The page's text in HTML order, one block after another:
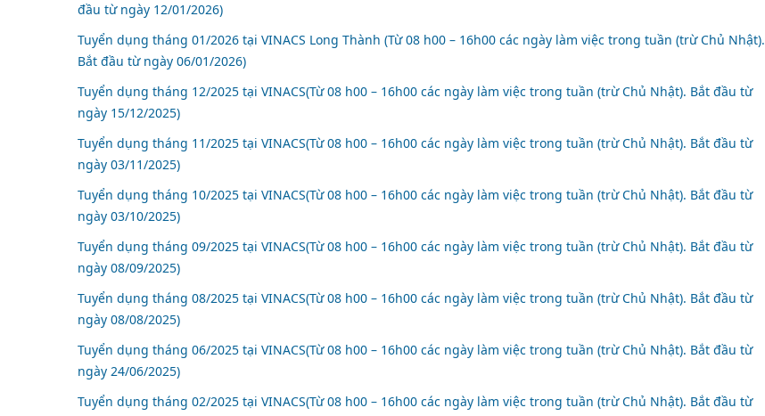
đầu từ ngày 12/01/2026)
Tuyển dụng tháng 01/2026 tại VINACS Long Thành (Từ 08 h00 – 16h00 các ngày làm việc trong tuần (trừ Chủ Nhật).
Bắt đầu từ ngày 06/01/2026)
Tuyển dụng tháng 12/2025 tại VINACS(Từ 08 h00 – 16h00 các ngày làm việc trong tuần (trừ Chủ Nhật). Bắt đầu từ
ngày 15/12/2025)
Tuyển dụng tháng 11/2025 tại VINACS(Từ 08 h00 – 16h00 các ngày làm việc trong tuần (trừ Chủ Nhật). Bắt đầu từ
ngày 03/11/2025)
Tuyển dụng tháng 10/2025 tại VINACS(Từ 08 h00 – 16h00 các ngày làm việc trong tuần (trừ Chủ Nhật). Bắt đầu từ
ngày 03/10/2025)
Tuyển dụng tháng 09/2025 tại VINACS(Từ 08 h00 – 16h00 các ngày làm việc trong tuần (trừ Chủ Nhật). Bắt đầu từ
ngày 08/09/2025)
Tuyển dụng tháng 08/2025 tại VINACS(Từ 08 h00 – 16h00 các ngày làm việc trong tuần (trừ Chủ Nhật). Bắt đầu từ
ngày 08/08/2025)
Tuyển dụng tháng 06/2025 tại VINACS(Từ 08 h00 – 16h00 các ngày làm việc trong tuần (trừ Chủ Nhật). Bắt đầu từ
ngày 24/06/2025)
Tuyển dụng tháng 02/2025 tại VINACS(Từ 08 h00 – 16h00 các ngày làm việc trong tuần (trừ Chủ Nhật). Bắt đầu từ